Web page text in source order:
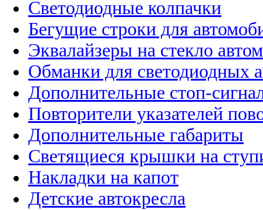
Светодиодные колпачки
Бегущие строки для
Эквалайзеры на стекло
Обманки для светодиодных
Дополнительные стоп-
Повторители указателей
Дополнительные габариты
Светящиеся крышки на
Накладки на капот
Детские автокресла